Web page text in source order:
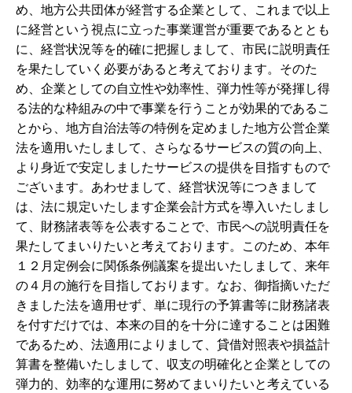
め、地方公共団体が経営する企業として、これまで以上
に経営という視点に立った事業運営が重要であるととも
に、経営状況等を的確に把握しまして、市民に説明責任
を果たしていく必要があると考えております。そのた
め、企業としての自立性や効率性、弾力性等が発揮し得
る法的な枠組みの中で事業を行うことが効果的であるこ
とから、地方自治法等の特例を定めました地方公営企業
法を適用いたしまして、さらなるサービスの質の向上、
より身近で安定しましたサービスの提供を目指すもので
ございます。あわせまして、経営状況等につきまして
は、法に規定いたします企業会計方式を導入いたしまし
て、財務諸表等を公表することで、市民への説明責任を
果たしてまいりたいと考えております。このため、本年
１２月定例会に関係条例議案を提出いたしまして、来年
の４月の施行を目指しております。なお、御指摘いただ
きました法を適用せず、単に現行の予算書等に財務諸表
を付すだけでは、本来の目的を十分に達することは困難
であるため、法適用によりまして、貸借対照表や損益計
算書を整備いたしまして、収支の明確化と企業としての
弾力的、効率的な運用に努めてまいりたいと考えている